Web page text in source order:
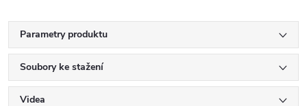
Parametry produktu
Soubory ke stažení
Videa